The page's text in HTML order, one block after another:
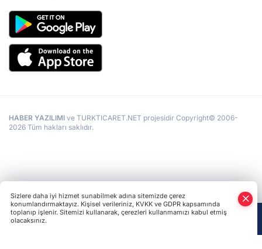
HABER YAZILIMI ve TURKTICARET.NET projesidir Copyright© 2006-
2026 Tüm hakları saklıdır.
Sizlere daha iyi hizmet sunabilmek adına sitemizde çerez
konumlandırmaktayız. Kişisel verileriniz, KVKK ve GDPR kapsamında
toplanıp işlenir. Sitemizi kullanarak, çerezleri kullanmamızı kabul etmiş
olacaksınız.